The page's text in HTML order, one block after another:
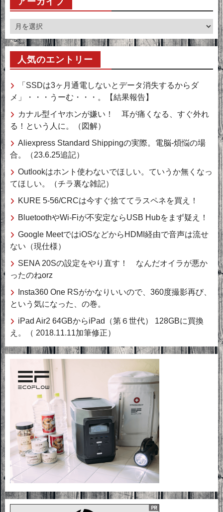
ア
ー
カ
ブ
人気のエントリー
「SSDは3ヶ月通電しないとデータ消失するからダ
メ」・・・うーむ・・・。【結果報告】
カナル型イヤホンが嫌い！ 耳が痛くなる、すぐ外れ
る！という人に。（図解）
Aliexpress Standard Shippingの実際。電脳-煩悩の場
合。（23.6.25追記）
Outlookはホント使わないでほしい。ていうか無くなっ
てほしい。（チラ裏な雑記）
KURE 5-56/CRCは今すぐ捨ててラスペネを買え！
BluetoothやWi-Fiが不安定ならUSB Hubをまず疑え！
Google MeetではiOSなどからHDMI経由で音声は流せ
ない（現仕様）
SENA 20Sの設定をやり直す！ なんだオイラが悪か
ったのねorz
Insta360 One RSがかなりいいので、360度撮影再び、
という気になった、の巻。
iPad Air2 64GBからiPad（第６世代） 128GBに買換
え。（ 2018.11.11加筆修正）